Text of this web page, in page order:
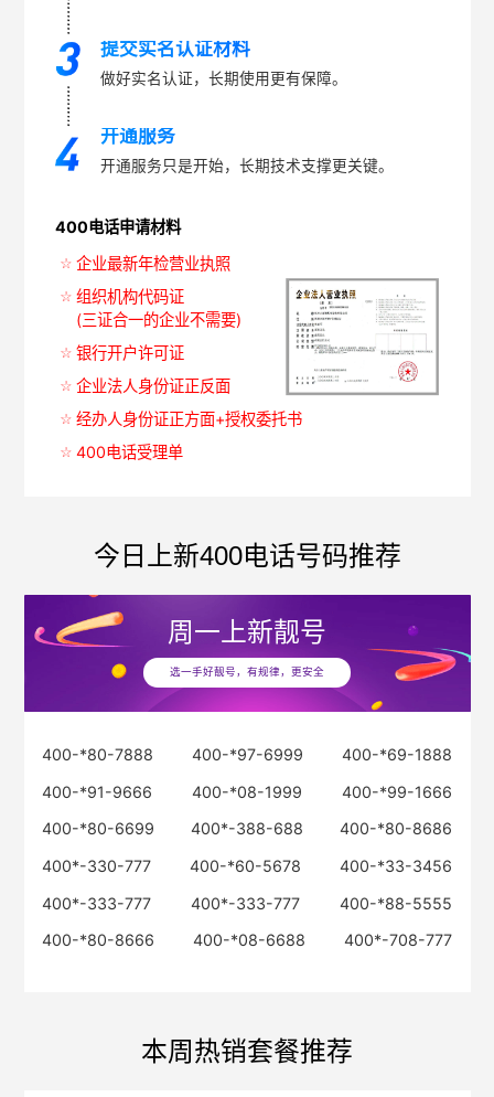
提交实名认证材料
做好实名认证，长期使用更有保障。
开通服务
开通服务只是开始，长期技术支撑更关键。
400电话申请材料
企业最新年检营业执照
组织机构代码证
(三证合一的企业不需要)
银行开户许可证
企业法人身份证正反面
经办人身份证正方面+授权委托书
400电话受理单
今日上新400电话号码推荐
周一上新靓号
选一手好靓号，有规律，更安全
400-*80-7888 400-*97-6999
400-*69-1888
400-*91-9666
400-*08-1999
400-*99-1666
400-*80-6699
400*-388-688
400-*80-8686
400*-330-777
400-*60-5678
400-*33-3456
400*-333-777
400*-333-777
400-*88-5555
400-*80-8666
400-*08-6688 400*-708-777
本周热销套餐推荐